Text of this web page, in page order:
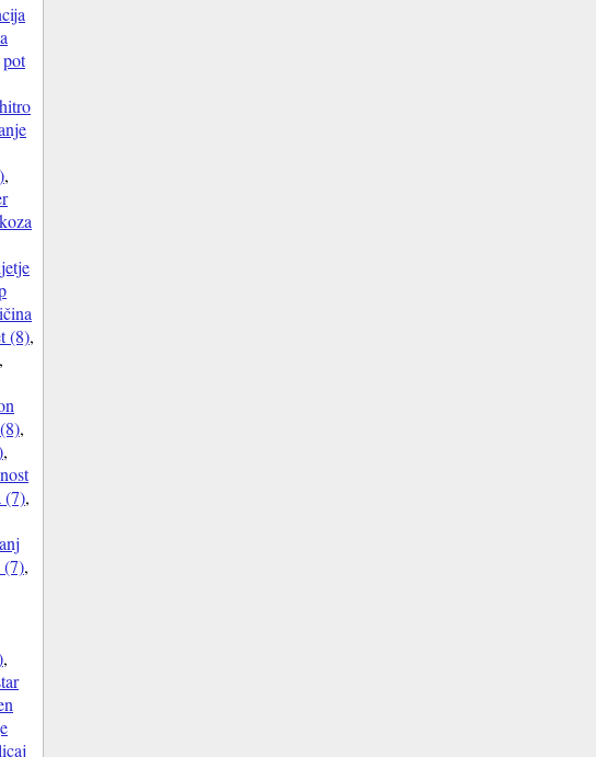
pot
hitro
,
koza
(8),
,
,
,
(7),
(7),
,